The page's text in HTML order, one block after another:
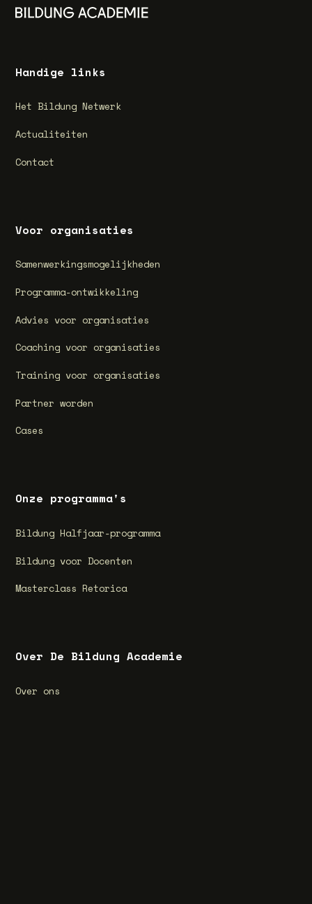
Handige links
Het Bildung Netwerk
Actualiteiten
Contact
Voor organisaties
Samenwerkingsmogelijkheden
Programma-ontwikkeling
Advies voor organisaties
Coaching voor organisaties
Training voor organisaties
Partner worden
Cases
Onze programma's
Bildung Halfjaar-programma
Bildung voor Docenten
Masterclass Retorica
Over De Bildung Academie
Over ons